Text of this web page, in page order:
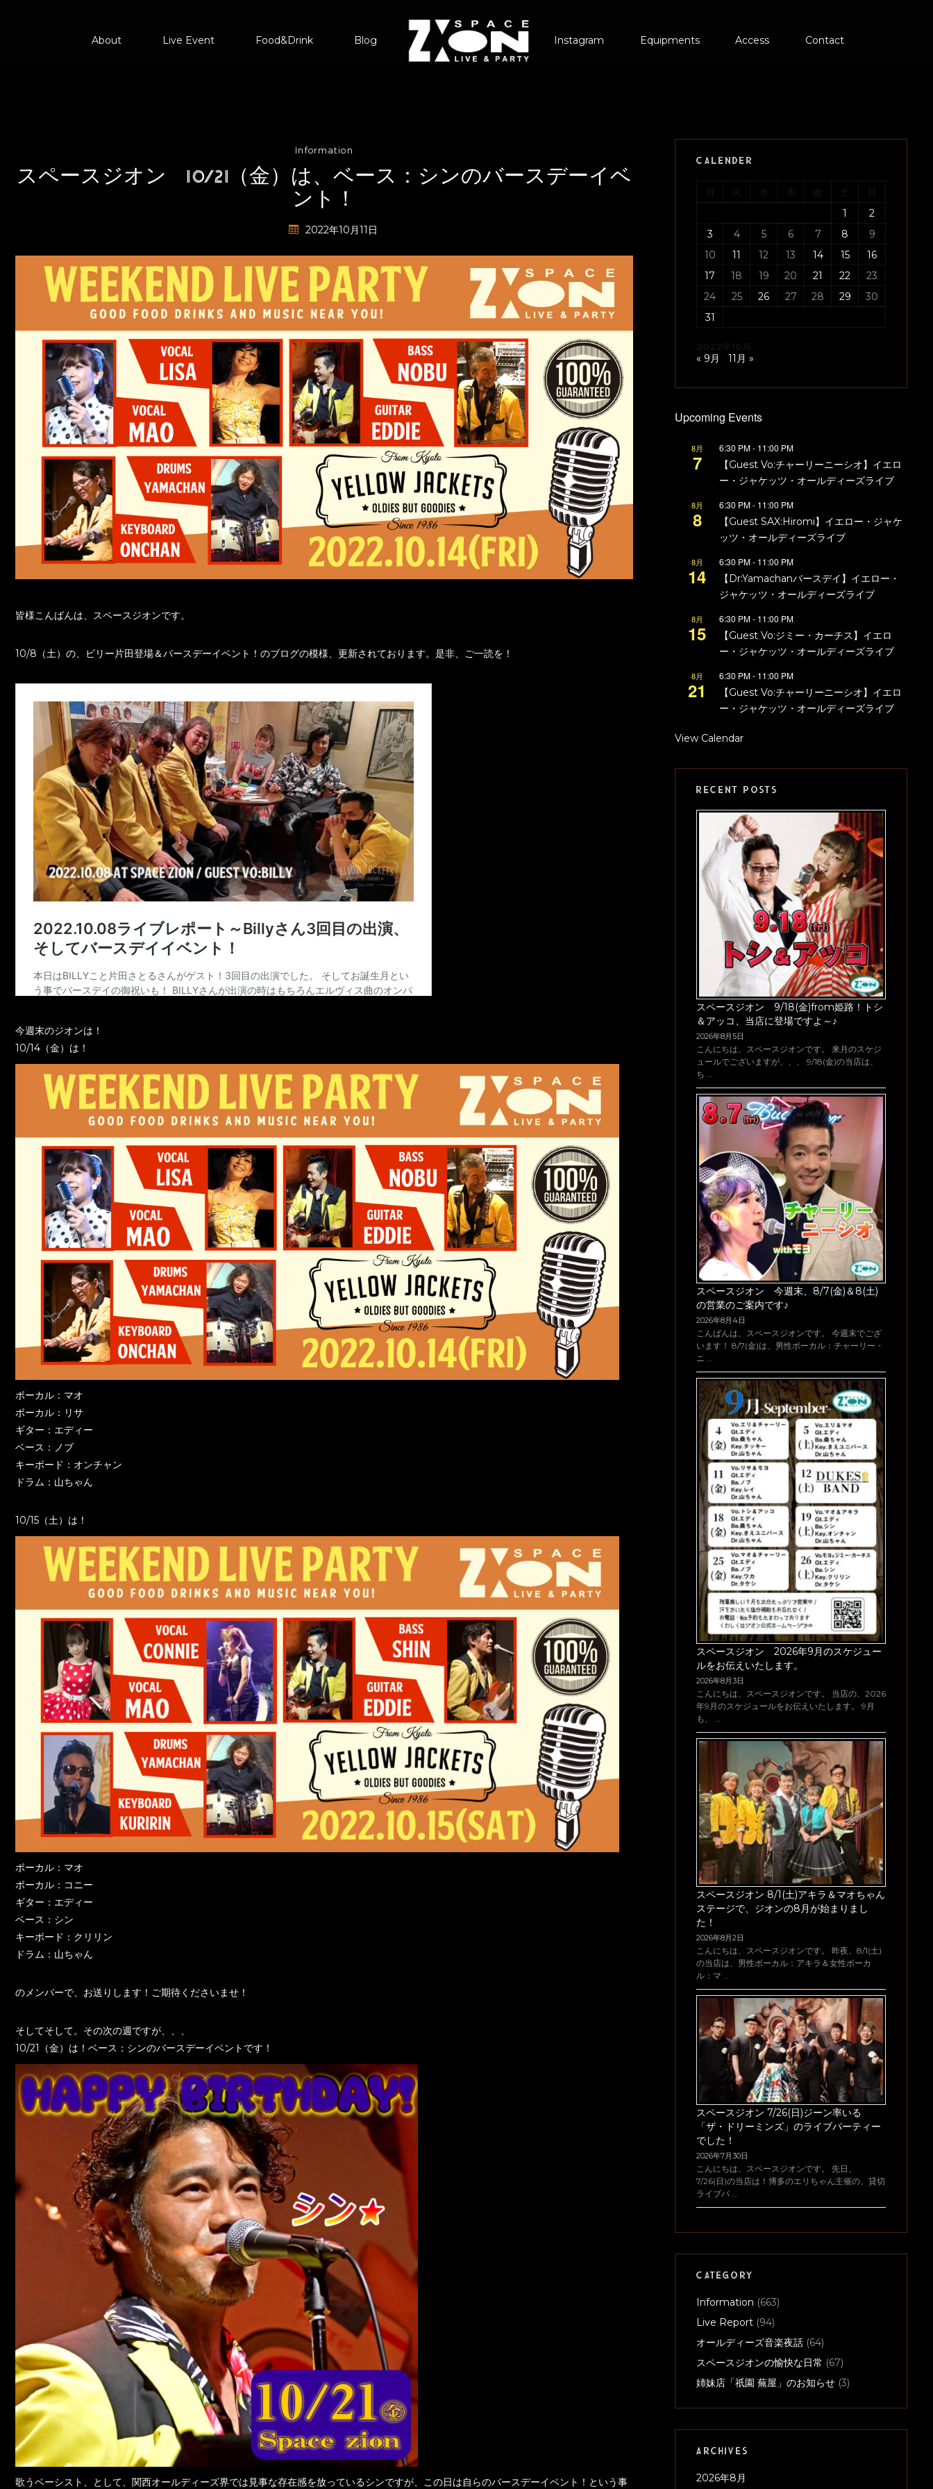
About Live Event Food&Drink Blog Instagram Equipments Access Contact
Information
スペースジオン 10/21（金）は、ベース：シンのバースデーイベ
ント！
2022年10月11日
皆様こんばんは、スペースジオンです。
10/8（土）の、ビリー片田登場＆バースデーイベント！のブログの模様、更新されております。是非、ご一読を！
今週末のジオンは！
10/14（金）は！
ボーカル：マオ
ボーカル：リサ
ギター：エディー
ベース：ノブ
キーボード：オンチャン
ドラム：山ちゃん
10/15（土）は！
ボーカル：マオ
ボーカル：コニー
ギター：エディー
ベース：シン
キーボード：クリリン
ドラム：山ちゃん
のメンバーで、お送りします！ご期待くださいませ！
そしてそして。その次の週ですが、、、
10/21（金）は！ベース：シンのバースデーイベントです！
歌うベーシスト、として、関西オールディーズ界では見事な存在感を放っているシンですが、この日は自らのバースデーイベント！という事
CALENDER
1
2
3
4 5 6 7 8
9
10
11 12 13 14 15
16
17
18 19 20 21 22
23
24
25 26 27 28 29
30
31
« 9月 11月 »
Upcoming Events
8月
7
6:30 PM- 11:00 PM
【Guest Vo:チャーリーニーシオ】イエロ
ー・ジャケッツ・オールディーズライブ
8月
8
6:30 PM- 11:00 PM
【Guest SAX:Hiromi】イエロー・ジャケ
ッツ・オールディーズライブ
8月
14
6:30 PM- 11:00 PM
【Dr:Yamachanバースデイ】イエロー・
ジャケッツ・オールディーズライブ
8月
15
6:30 PM- 11:00 PM
【Guest Vo:ジミー・カーチス】イエロ
ー・ジャケッツ・オールディーズライブ
8月
21
6:30 PM- 11:00 PM
【Guest Vo:チャーリーニーシオ】イエロ
ー・ジャケッツ・オールディーズライブ
View Calendar
RECENT POSTS
スペースジオン 9/18(金)from姫路！トシ
＆アッコ、当店に登場ですよ～♪
2026年8月5日
こんにちは、スペースジオンです。 来月のスケジ
ュールでございますが、、、 9/18(金)の当店は、
ち …
スペースジオン 今週末、8/7(金)＆8(土)
の営業のご案内です♪
2026年8月4日
こんばんは、スペースジオンです。 今週末でござ
います！ 8/7(金)は、男性ボーカル：チャーリー・
ニ …
スペースジオン 2026年9月のスケジュー
ルをお伝えいたします。
2026年8月3日
こんにちは、スペースジオンです。 当店の、2026
年9月のスケジュールをお伝えいたします。 9月
も、 …
スペースジオン 8/1(土)アキラ＆マオちゃん
ステージで、ジオンの8月が始まりまし
た！
2026年8月2日
こんにちは、スペースジオンです。 昨夜、8/1(土)
の当店は、男性ボーカル：アキラ＆女性ボーカ
ル：マ …
スペースジオン 7/26(日)ジーン率いる
「ザ・ドリーミンズ」のライブパーティー
でした！
2026年7月30日
こんにちは、スペースジオンです。 先日、
7/26(日)の当店は！博多のエリちゃん主催の、貸切
ライブパ …
CATEGORY
Information (663)
Live Report (94)
オールディーズ音楽夜話 (64)
スペースジオンの愉快な日常 (67)
姉妹店「祇園 蕪屋」のお知らせ (3)
ARCHIVES
2026年8月